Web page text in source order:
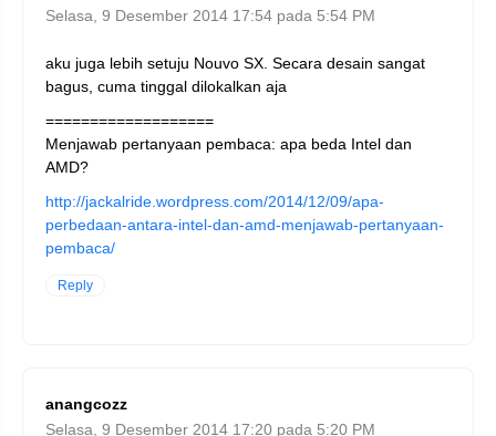
Selasa, 9 Desember 2014 17:54 pada 5:54 PM
aku juga lebih setuju Nouvo SX. Secara desain sangat
bagus, cuma tinggal dilokalkan aja
===================
Menjawab pertanyaan pembaca: apa beda Intel dan
AMD?
http://jackalride.wordpress.com/2014/12/09/apa-
perbedaan-antara-intel-dan-amd-menjawab-pertanyaan-
pembaca/
Reply
anangcozz
Selasa, 9 Desember 2014 17:20 pada 5:20 PM